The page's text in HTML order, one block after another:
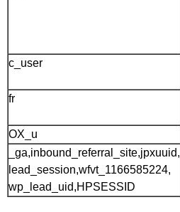
c_user
fr
OX_u
_ga,inbound_referral_site,jpxuuid,
lead_session,wfvt_1166585224,
wp_lead_uid,HPSESSID